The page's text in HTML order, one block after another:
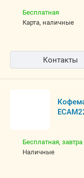
Бесплатная
карта, наличные
Контакты
Бесплатная, завтра
наличные